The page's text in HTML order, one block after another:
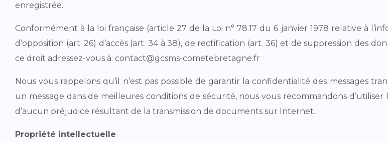
enregistrée.
Conformément à la loi française (article 27 de la Loi n° 78.17 du 6 janvier 1978 relative à
d’opposition (art. 26) d’accès (art. 34 à 38), de rectification (art. 36) et de suppression des
ce droit adressez-vous à: contact@gcsms-cometebretagne.fr
Nous vous rappelons qu’il n’est pas possible de garantir la confidentialité des messages
un message dans de meilleures conditions de sécurité, nous vous recommandons
d’aucun préjudice résultant de la transmission de documents sur Internet.
Propriété intellectuelle